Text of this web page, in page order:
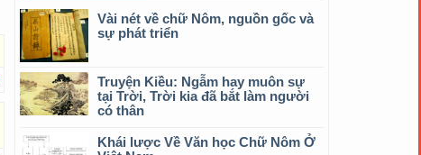
Vài nét về chữ Nôm, nguồn gốc và
sự phát triển
Truyện Kiều: Ngẫm hay muôn sự
tại Trời, Trời kia đã bắt làm người
có thân
Khái lược Về Văn học Chữ Nôm Ở